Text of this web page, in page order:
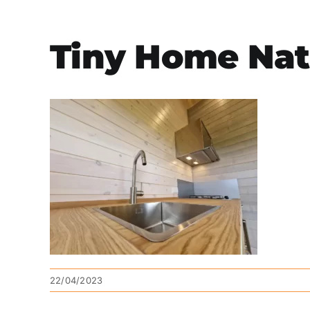
Tiny Home
22/04/2023